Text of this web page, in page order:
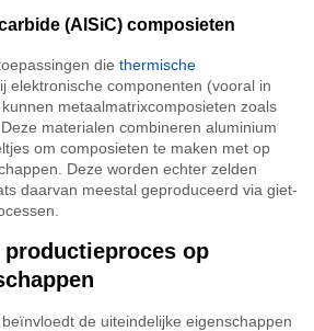
(AlSiC) composieten
die thermische
elektronische componenten (vooral in
metaalmatrixcomposieten zoals
materialen combineren aluminium
om composieten te maken met op
Deze worden echter zelden
daarvan meestal geproduceerd via giet-
op
de uiteindelijke eigenschappen